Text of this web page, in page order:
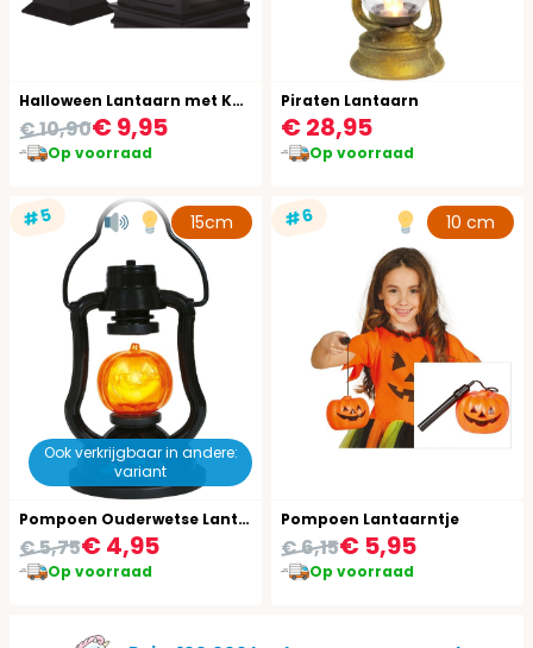
Halloween Lantaarn met Kaars Donker
€ 9,95
€ 10,90
Op voorraad
Piraten Lantaarn
€ 28,95
Op voorraad
#5
Ook verkrijgbaar in andere:
variant
15cm
Pompoen Ouderwetse Lantaarn met Licht en Geluid 15cm Halloween
€ 4,95
€ 5,75
Op voorraad
#6 10 cm
Pompoen Lantaarntje
€ 5,95
€ 6,15
Op voorraad